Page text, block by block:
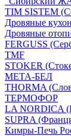
TIM SISTEM
Дровяные
Дровяные
FERGUSS
TMF
STOKER
МЕТА-БЕЛ
THORMA
ТЕРМОФОР
LA NORDICA
SUPRA
Кимры-Печь